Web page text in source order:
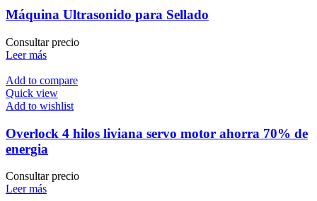
Máquina Ultrasonido para Sellado
Consultar precio
Leer más
Add to compare
Quick view
Add to wishlist
Overlock 4 hilos liviana servo motor ahorra 70% de
energia
Consultar precio
Leer más